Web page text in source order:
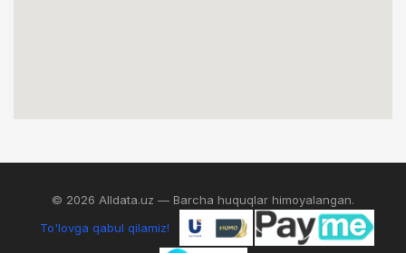
© 2026 Alldata.uz — Barcha huquqlar himoyalangan.
To'lovga qabul qilamiz!